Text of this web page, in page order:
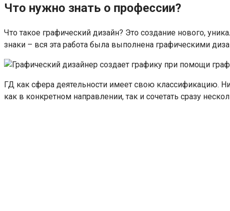
Что нужно знать о профессии?
Что такое графический дизайн? Это создание нового,
знаки – вся эта работа была выполнена графическими
ГД как сфера деятельности имеет свою классификацию.
как в конкретном направлении, так и сочетать сразу